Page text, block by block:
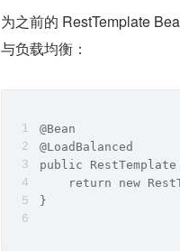
为之前的 RestTemplate
与负载均衡：
@Bean
@LoadBalanced
public
return new
}